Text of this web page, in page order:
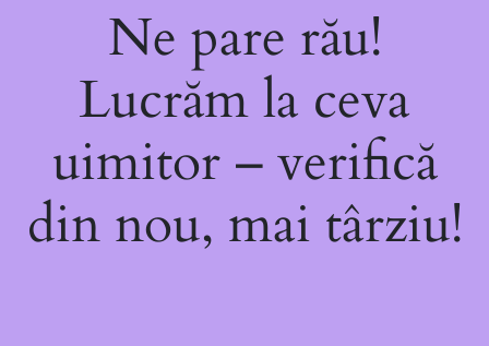
Ne pare rău!
Lucrăm la ceva
uimitor – verifică
din nou, mai târziu!